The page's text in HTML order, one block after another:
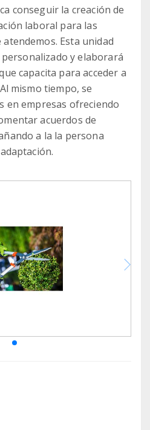
conseguir la creación de
laboral para las
Esta unidad
y elaborará
capacita para acceder a
mismo tiempo, se
en empresas ofreciendo
acuerdos de
a la la persona